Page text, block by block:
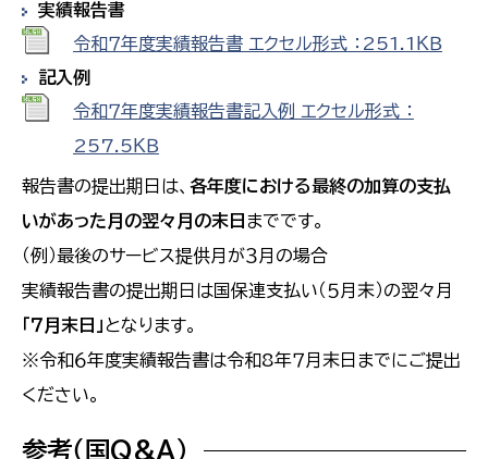
実績報告書
令和７年度実績報告書 エクセル形式 ：251.1ＫＢ
記入例
令和７年度実績報告書記入例 エクセル形式 ：
257.5ＫＢ
報告書の提出期日は、 各年度における最終の加算の支払
いがあった月の翌々月の末日 までです。
（例）最後のサービス提供月が３月の場合
実績報告書の提出期日は国保連支払い（５月末）の翌々月
「７月末日」となります。
※令和６年度実績報告書は令和8年７月末日までにご提出
ください。
参考（国Q&A）